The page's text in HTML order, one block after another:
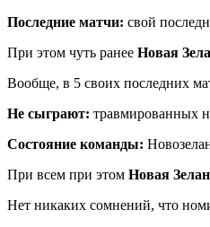
Последние матчи: свой
При этом чуть ранее Новая
Вообще, в 5 своих последних
Не сыграют: травмированных
Состояние команды:
При всем при этом Новая
Нет никаких сомнений, что